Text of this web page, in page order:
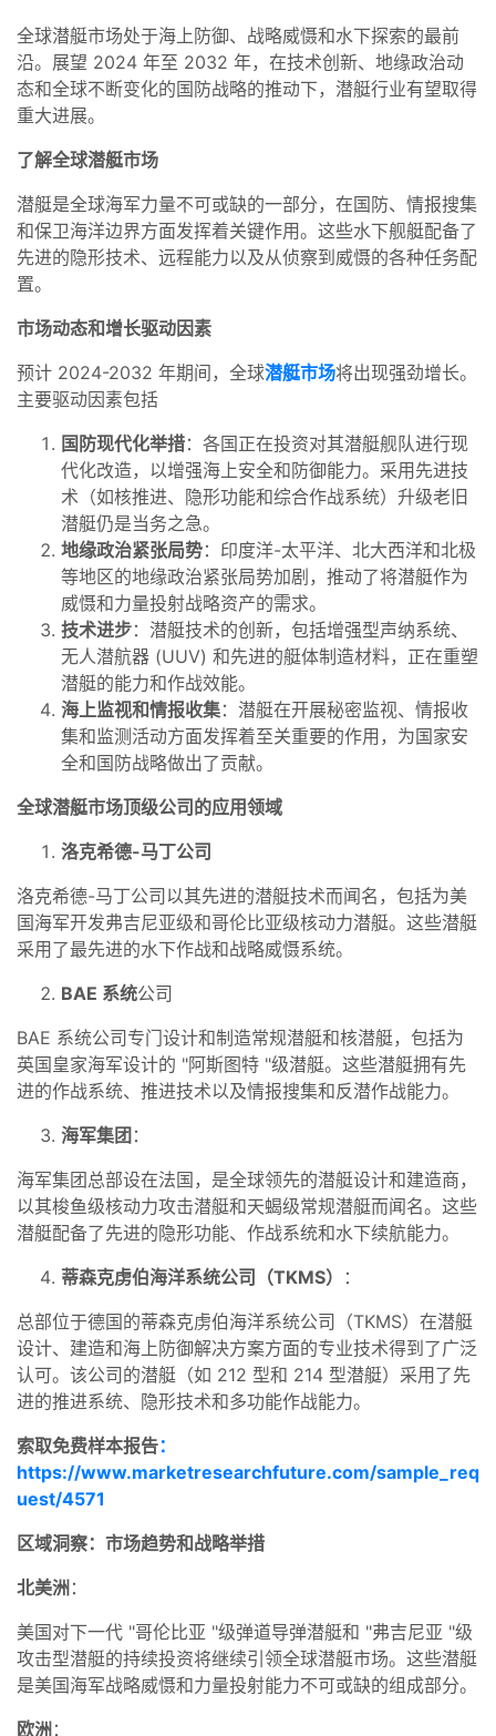
全球潜艇市场处于海上防御、战略威慑和水下探索的最前
沿。展望 2024 年至 2032 年，在技术创新、地缘政治动
态和全球不断变化的国防战略的推动下，潜艇行业有望取得
重大进展。
了解全球潜艇市场
潜艇是全球海军力量不可或缺的一部分，在国防、情报搜集
和保卫海洋边界方面发挥着关键作用。这些水下舰艇配备了
先进的隐形技术、远程能力以及从侦察到威慑的各种任务配
置。
市场动态和增长驱动因素
预计 2024-2032 年期间，全球潜艇市场将出现强劲增长。
主要驱动因素包括
国防现代化举措：各国正在投资对其潜艇舰队进行现
代化改造，以增强海上安全和防御能力。采用先进技
术（如核推进、隐形功能和综合作战系统）升级老旧
潜艇仍是当务之急。
地缘政治紧张局势：印度洋-太平洋、北大西洋和北极
等地区的地缘政治紧张局势加剧，推动了将潜艇作为
威慑和力量投射战略资产的需求。
技术进步：潜艇技术的创新，包括增强型声纳系统、
无人潜航器 (UUV) 和先进的艇体制造材料，正在重塑
潜艇的能力和作战效能。
海上监视和情报收集：潜艇在开展秘密监视、情报收
集和监测活动方面发挥着至关重要的作用，为国家安
全和国防战略做出了贡献。
全球潜艇市场顶级公司的应用领域
洛克希德-马丁公司
洛克希德-马丁公司以其先进的潜艇技术而闻名，包括为美
国海军开发弗吉尼亚级和哥伦比亚级核动力潜艇。这些潜艇
采用了最先进的水下作战和战略威慑系统。
BAE 系统公司
BAE 系统公司专门设计和制造常规潜艇和核潜艇，包括为
英国皇家海军设计的 "阿斯图特 "级潜艇。这些潜艇拥有先
进的作战系统、推进技术以及情报搜集和反潜作战能力。
海军集团 ：
海军集团总部设在法国，是全球领先的潜艇设计和建造商，
以其梭鱼级核动力攻击潜艇和天蝎级常规潜艇而闻名。这些
潜艇配备了先进的隐形功能、作战系统和水下续航能力。
蒂森克虏伯海洋系统公司（TKMS）
：
总部位于德国的蒂森克虏伯海洋系统公司（TKMS）在潜艇
设计、建造和海上防御解决方案方面的专业技术得到了广泛
认可。该公司的潜艇（如 212 型和 214 型潜艇）采用了先
进的推进系统、隐形技术和多功能作战能力。
索取免费样本报告：
https://www.marketresearchfuture.com/sample_req
uest/4571
区域洞察：市场趋势和战略举措
北美洲：
美国对下一代 "哥伦比亚 "级弹道导弹潜艇和 "弗吉尼亚 "级
攻击型潜艇的持续投资将继续引领全球潜艇市场。这些潜艇
是美国海军战略威慑和力量投射能力不可或缺的组成部分。
欧洲：